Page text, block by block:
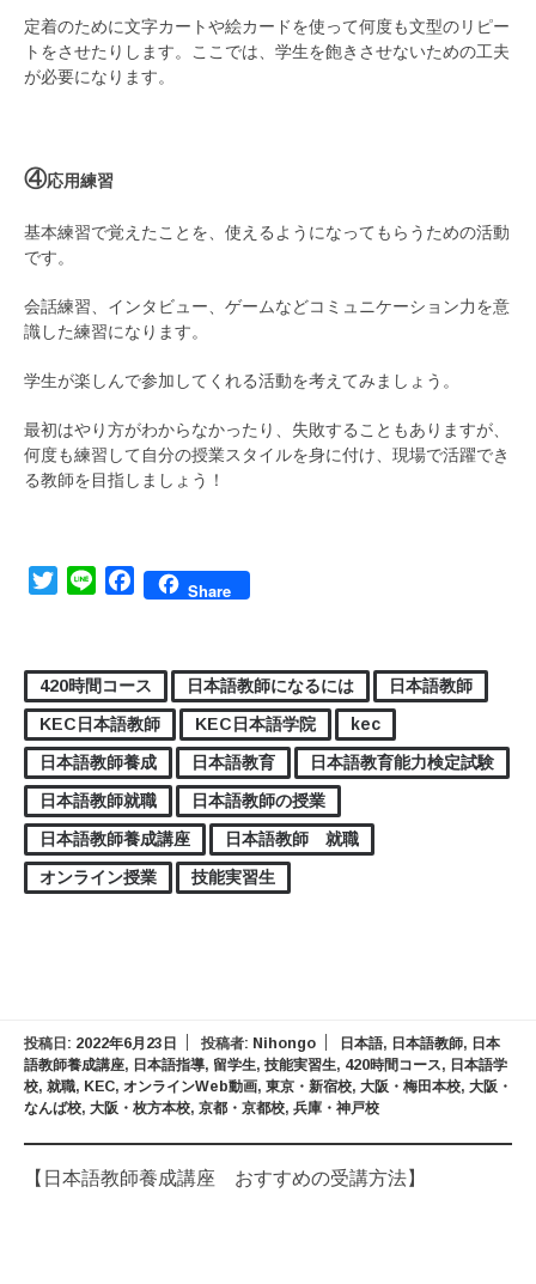
定着のために文字カートや絵カードを使って何度も文型のリピー
トをさせたりします。ここでは、学生を飽きさせないための工夫
が必要になります。
④応用練習
基本練習で覚えたことを、使えるようになってもらうための活動
です。
会話練習、インタビュー、ゲームなどコミュニケーション力を意
識した練習になります。
学生が楽しんで参加してくれる活動を考えてみましょう。
最初はやり方がわからなかったり、失敗することもありますが、
何度も練習して自分の授業スタイルを身に付け、現場で活躍でき
る教師を目指しましょう！
TwitterLine FacebookShare
420時間コース 日本語教師になるには
日本語教師
KEC日本語教師
KEC日本語学院
kec
日本語教師養成
日本語教育
日本語教育能力検定試験
日本語教師就職
日本語教師の授業
日本語教師養成講座
日本語教師 就職
オンライン授業
技能実習生
投稿日: 2022年6月23日 投稿者: Nihongo 日本語, 日本語教師, 日本
語教師養成講座, 日本語指導, 留学生, 技能実習生, 420時間コース, 日本語学
校, 就職, KEC, オンラインWeb動画, 東京・新宿校, 大阪・梅田本校, 大阪・
なんば校, 大阪・枚方本校, 京都・京都校, 兵庫・神戸校
【日本語教師養成講座 おすすめの受講方法】